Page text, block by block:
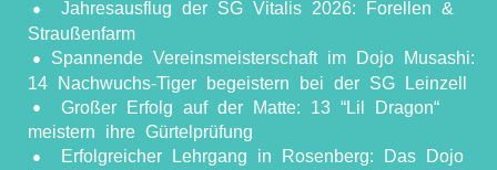
Jahresausflug der SG Vitalis 2026: Forellen &
Straußenfarm
​Spannende Vereinsmeisterschaft im Dojo Musashi:
14 Nachwuchs-Tiger begeistern bei der SG Leinzell
Großer Erfolg auf der Matte: 13 “Lil Dragon“
meistern ihre Gürtelprüfung
Erfolgreicher Lehrgang in Rosenberg: Das Dojo